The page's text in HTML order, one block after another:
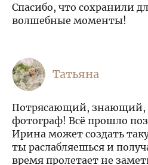
Спасибо, что сохранили
волшебные моменты!
Татьяна
Потрясающий, знающий,
фотограф! Всё прошло
Ирина может создать
ты раслабляешься и
время пролетает не